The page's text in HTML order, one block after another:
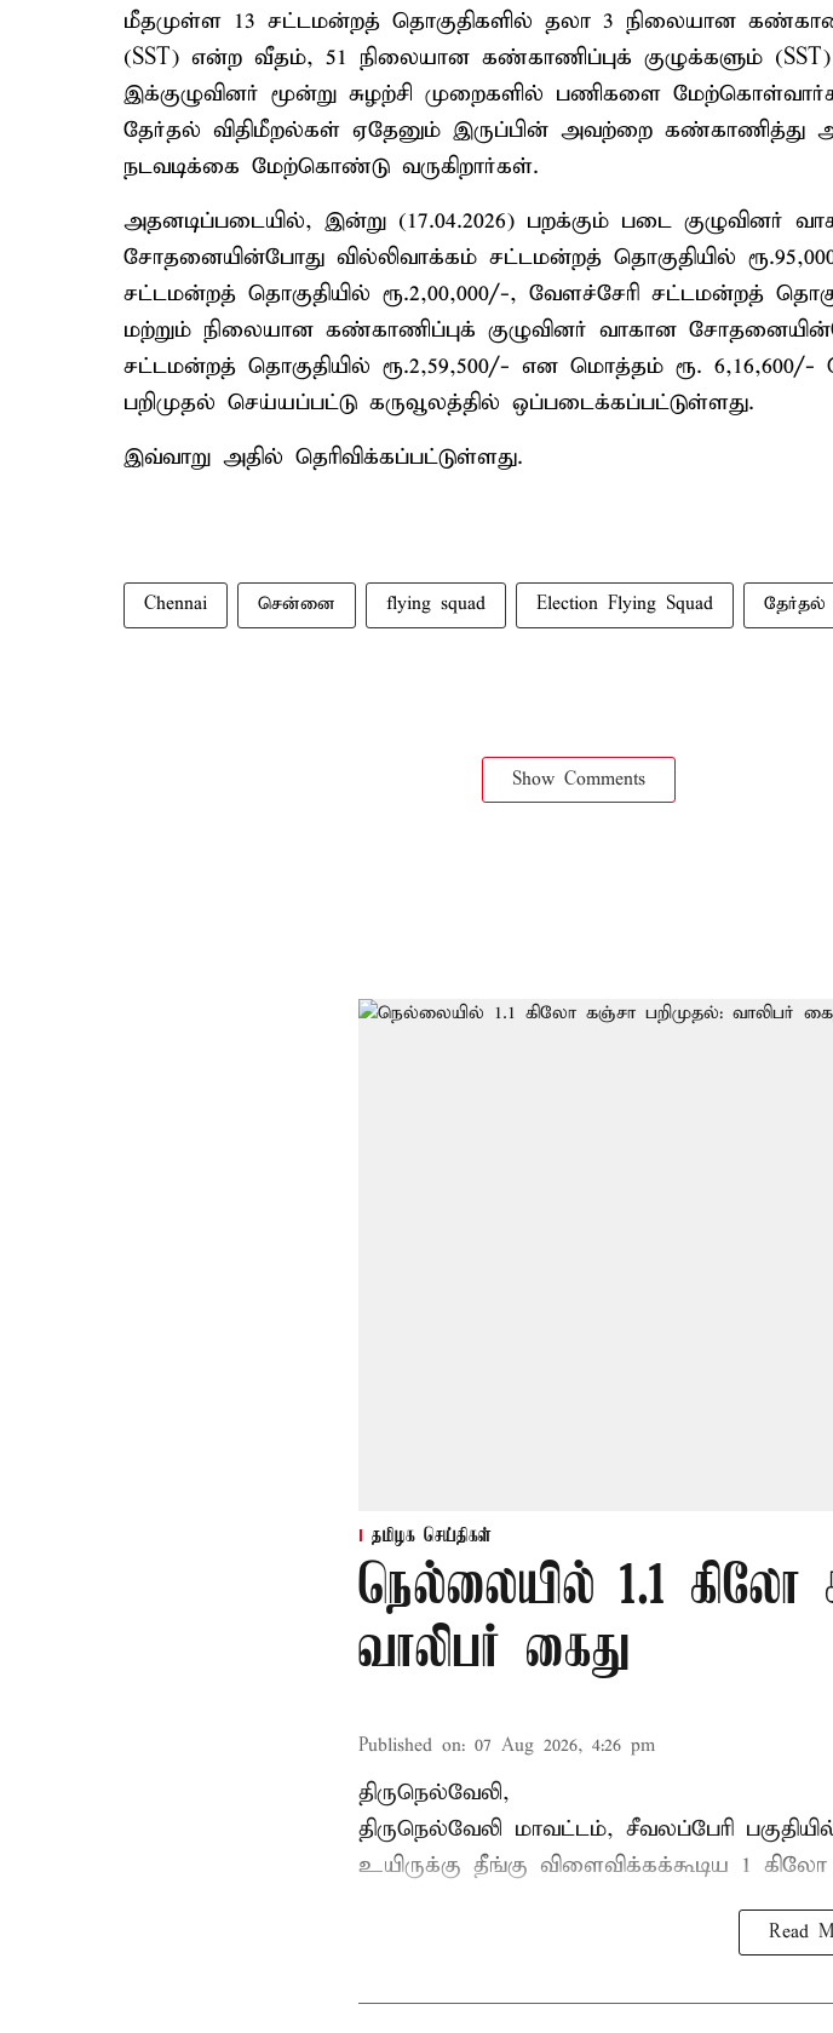
மீதமுள்ள 13 சட்டமன்றத் தொகுதிகளில் தலா 3 நிலையான
(SST) என்ற வீதம், 51 நிலையான கண்காணிப்புக் குழுக்களும் (SST)
இக்குழுவினர் மூன்று சுழற்சி முறைகளில் பணிகளை
தேர்தல் விதிமீறல்கள் ஏதேனும் இருப்பின் அவற்றை கண்காணித்து
நடவடிக்கை மேற்கொண்டு வருகிறார்கள்.
அதனடிப்படையில், இன்று (17.04.2026) பறக்கும் படை குழுவினர்
சோதனையின்போது வில்லிவாக்கம் சட்டமன்றத் தொகுதியில்
சட்டமன்றத் தொகுதியில் ரூ.2,00,000/-, வேளச்சேரி சட்டமன்றத்
மற்றும் நிலையான கண்காணிப்புக் குழுவினர் வாகான
சட்டமன்றத் தொகுதியில் ரூ.2,59,500/- என மொத்தம் ரூ.
பறிமுதல் செய்யப்பட்டு கருவூலத்தில் ஒப்படைக்கப்பட்டுள்ளது.
இவ்வாறு அதில் தெரிவிக்கப்பட்டுள்ளது.
Chennai சென்னை flying squad Election Flying Squad தேர்தல்
Show Comments
தமிழக செய்திகள்
நெல்லையில் 1.1 கிலோ
வாலிபர் கைது
Published on: 07 Aug 2026, 4:26 pm
திருநெல்வேலி,
திருநெல்வேலி மாவட்டம், சீவலப்பேரி
உயிருக்கு தீங்கு விளைவிக்கக்கூடிய 1 கிலோ
Read